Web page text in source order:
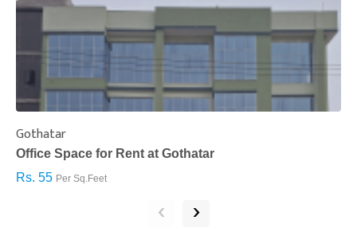
Gothatar
Office Space for Rent at Gothatar
Rs. 55 Per Sq.Feet
‹ ›